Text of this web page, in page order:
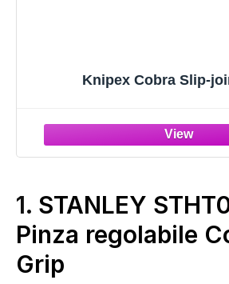
Knipex Cobra Slip-
1. STANLEY
Pinza regolabile
Grip